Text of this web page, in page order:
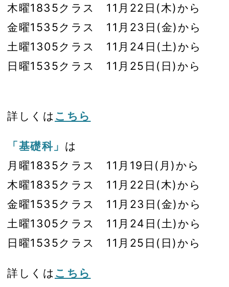
木曜1835クラス 11月22日(木)から
金曜1535クラス 11月23日(金)から
土曜1305クラス 11月24日(土)から
日曜1535クラス 11月25日(日)から
詳しくは こちら
「基礎科」 は
月曜1835クラス 11月19日(月)から
木曜1835クラス 11月22日(木)から
金曜1535クラス 11月23日(金)から
土曜1305クラス 11月24日(土)から
日曜1535クラス 11月25日(日)から
詳しくは こちら